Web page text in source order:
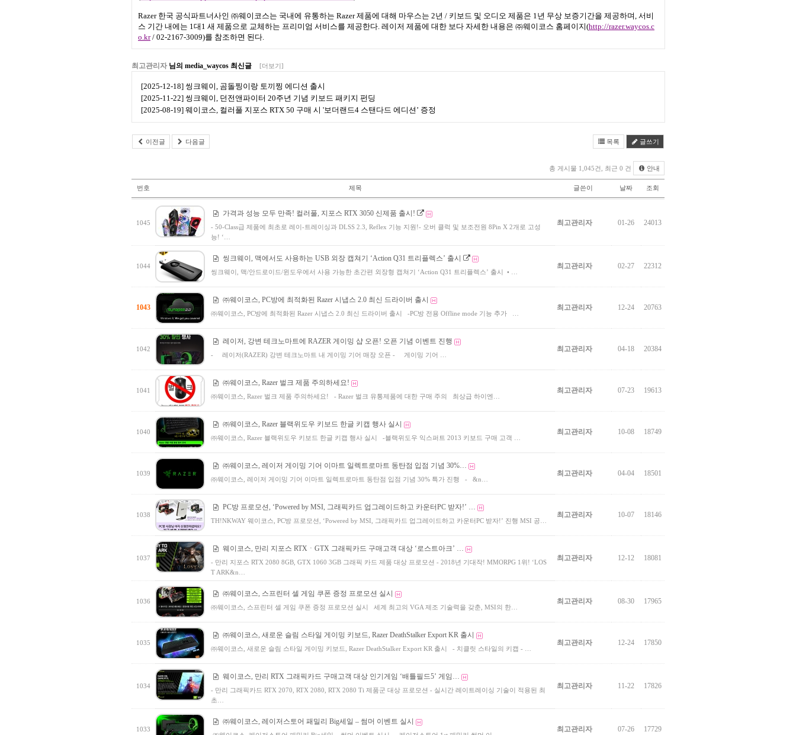
Razer 한국 공식파트너사인 ㈜웨이코스는 국내에 유통하는 Razer제품에 대해 마우스는 2년 / 키보드 및 오디오 제품은 1 년 무상 보증기간을 제공하며 서비
스 기간 내에는 1 대 1 새 제품으로 교체하는 프리미엄 서비스를 제공한다 레이저 제품에 대한 보다 자세한 내용은 ㈜웨이코스 홈페이지(http://razer.waycos.c
o.kr/ 02-2167-3009)를 참조하면 된다
최고관리자 님의 media_waycos 최신글 [더보기]
[2025-12-18] 씽크웨이, 곰돌찡이랑 토끼찡 에디션 출시
[2025-11-22] 씽크웨이, 던전앤파이터 20주년 기념 키보드 패키지 펀딩
[2025-08-19] 웨이코스, 컬러풀 지포스 RTX 50 구매 시 '보더랜드4 스탠다드 에디션’ 증정
이전글 다음글 목록 글쓰기
총 게시물 1,045건, 최근 0 건 안내
번호 제목 글쓴이 날짜 조회
1045
가격과 성능 모두 만족! 컬러풀, 지포스 RTX 3050 신제품 출시!
- 50-Class급 제품에 최초로 레이-트레이싱과 DLSS 2.3, Reflex 기능 지원!- 오버 클럭 및 보조전원 8Pin X 2개로 고성
능! ‘…
최고관리자 01-26 24013
1044
씽크웨이, 맥에서도 사용하는 USB 외장 캡쳐기 ‘Action Q31 트리플렉스’ 출시
씽크웨이, 맥/안드로이드/윈도우에서 사용 가능한 초간편 외장형 캡쳐기 ‘Action Q31 트리플렉스’ 출시 • …
최고관리자 02-27 22312
1043
㈜웨이코스, PC방에 최적화된 Razer 시냅스 2.0 최신 드라이버 출시
㈜웨이코스, PC방에 최적화된 Razer 시냅스 2.0 최신 드라이버 출시 -PC방 전용 Offline mode 기능 추가 …
최고관리자 12-24 20763
1042
레이저, 강변 테크노마트에 RAZER 게이밍 샵 오픈! 오픈 기념 이벤트 진행
- 레이저(RAZER) 강변 테크노마트 내 게이밍 기어 매장 오픈 - 게이밍 기어 …
최고관리자 04-18 20384
1041
㈜웨이코스, Razer 벌크 제품 주의하세요!
㈜웨이코스, Razer 벌크 제품 주의하세요! - Razer 벌크 유통제품에 대한 구매 주의 최상급 하이엔…
최고관리자 07-23 19613
1040
㈜웨이코스, Razer 블랙위도우 키보드 한글 키캡 행사 실시
㈜웨이코스, Razer 블랙위도우 키보드 한글 키캡 행사 실시 -블랙위도우 익스퍼트 2013 키보드 구매 고객 …
최고관리자 10-08 18749
1039
㈜웨이코스, 레이저 게이밍 기어 이마트 일렉트로마트 동탄점 입점 기념 30%…
㈜웨이코스, 레이저 게이밍 기어 이마트 일렉트로마트 동탄점 입점 기념 30% 특가 진행 - &n…
최고관리자 04-04 18501
1038
PC방 프로모션, ‘Powered by MSI, 그래픽카드 업그레이드하고 카운터PC 받자!’ …
TH!NKWAY 웨이코스, PC방 프로모션, ‘Powered by MSI, 그래픽카드 업그레이드하고 카운터PC 받자!’ 진행 MSI 공…
최고관리자 10-07 18146
1037
웨이코스, 만리 지포스 RTXㆍGTX 그래픽카드 구매고객 대상 ‘로스트아크’ …
- 만리 지포스 RTX 2080 8GB, GTX 1060 3GB 그래픽 카드 제품 대상 프로모션 - 2018년 기대작! MMORPG 1위! ‘LOS
T ARK&n…
최고관리자 12-12 18081
1036
㈜웨이코스, 스프린터 셀 게임 쿠폰 증정 프로모션 실시
㈜웨이코스, 스프린터 셀 게임 쿠폰 증정 프로모션 실시 세계 최고의 VGA 제조 기술력을 갖춘, MSI의 한…
최고관리자 08-30 17965
1035
㈜웨이코스, 새로운 슬림 스타일 게이밍 키보드, Razer DeathStalker Export KR 출시
㈜웨이코스, 새로운 슬림 스타일 게이밍 키보드, Razer DeathStalker Export KR 출시 - 치클릿 스타일의 키캡 - …
최고관리자 12-24 17850
1034
웨이코스, 만리 RTX 그래픽카드 구매고객 대상 인기게임 ‘배틀필드5’ 게임…
- 만리 그래픽카드 RTX 2070, RTX 2080, RTX 2080 Ti 제품군 대상 프로모션 - 실시간 레이트레이싱 기술이 적용된 최
초…
최고관리자 11-22 17826
1033
㈜웨이코스, 레이저스토어 패밀리 Big세일 – 썸머 이벤트 실시
최고관리자 07-26 17729